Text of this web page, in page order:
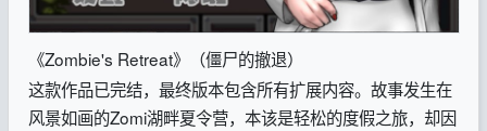
《Zombie's Retreat》（僵尸的撤退）
这款作品已完结，最终版本包含所有扩展内容。故事发生在
风景如画的Zomi湖畔夏令营，本该是轻松的度假之旅，却因